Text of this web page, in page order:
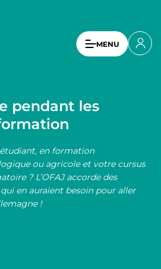
MENU
U
s
o
u
pendant les
en formation
ou agricole et votre cursus
? L’OFAJ accorde des
en auraient besoin pour aller
!